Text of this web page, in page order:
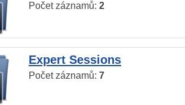
Počet záznamů: 2
Expert Sessions
Počet záznamů: 7